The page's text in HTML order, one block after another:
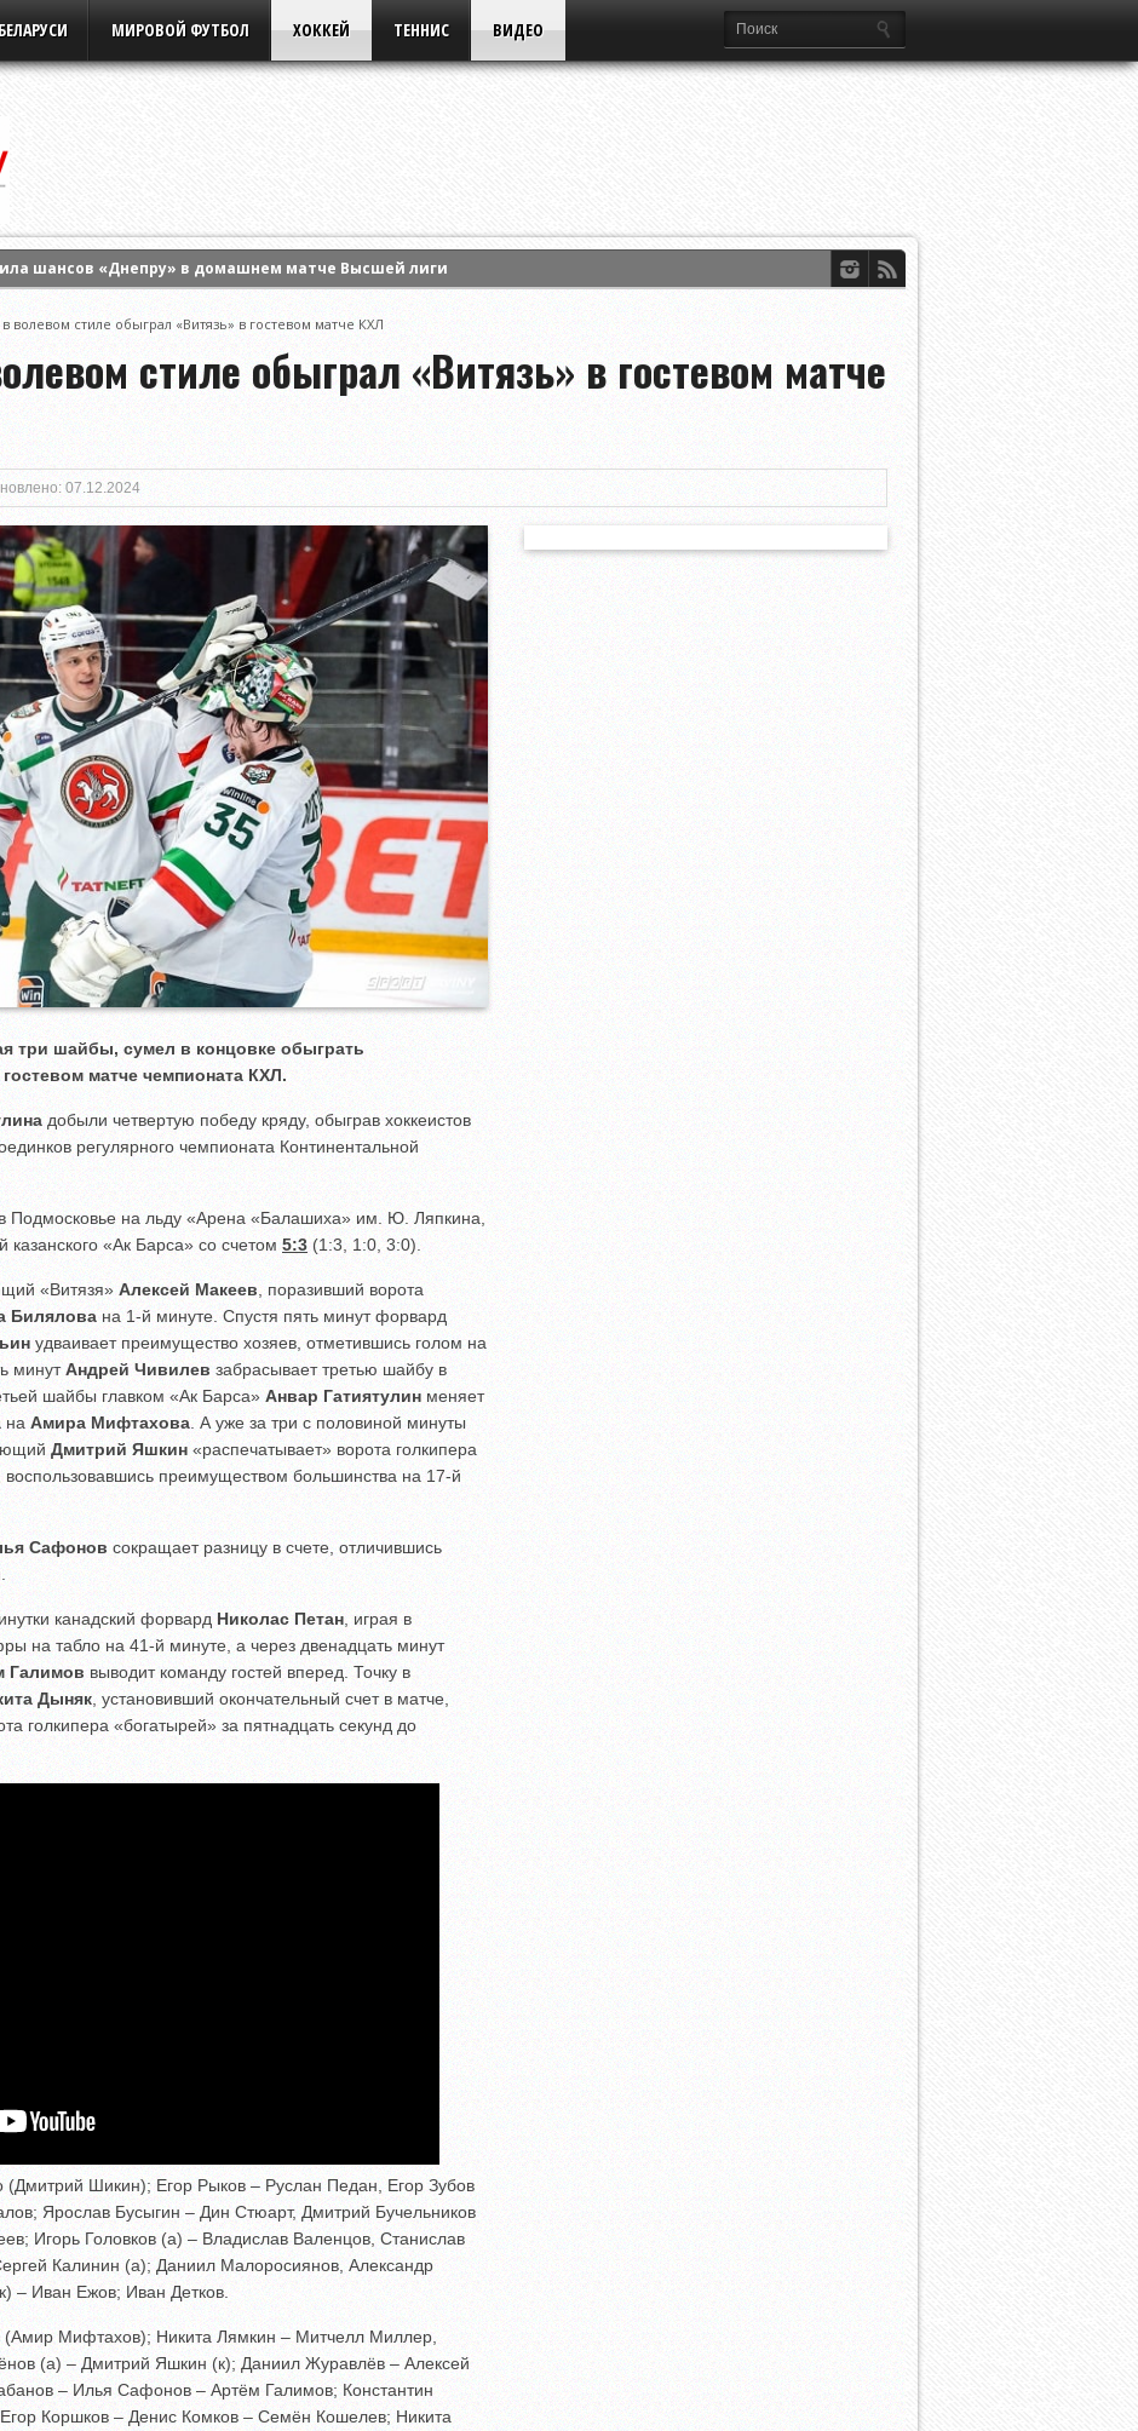
МИРОВОЙ ФУТБОЛ ХОККЕЙ ТЕННИС ВИДЕО
шансов «Днепру» в домашнем матче Высшей лиги
волевом стиле обыграл «Витязь» в гостевом матче КХЛ
стиле обыграл «Витязь» в гостевом матче
07.12.2024
три шайбы, сумел в концовке обыграть
матче чемпионата КХЛ.
добыли четвертую победу кряду, обыграв хоккеистов
регулярного чемпионата Континентальной
в Подмосковье на льду «Арена «Балашиха» им. Ю. Ляпкина,
«Ак Барса» со счетом 5:3 (1:3, 1:0, 3:0).
«Витязя» Алексей Макеев , поразивший ворота
Билялова на 1-й минуте. Спустя пять минут форвард
удваивает преимущество хозяев, отметившись голом на
минутАндрей Чивилев забрасывает третью шайбу в
шайбы главком «Ак Барса» Анвар Гатиятулин меняет
на Амира Мифтахова . А уже за три с половиной минуты
Дмитрий Яшкин «распечатывает» ворота голкипера
, воспользовавшись преимуществом большинства на 17-й
Сафонов сокращает разницу в счете, отличившись
канадский форвард Николас Петан , играя в
на табло на 41-й минуте, а через двенадцать минут
Галимов выводит команду гостей вперед. Точку в
Дыняк , установивший окончательный счет в матче,
голкипера «богатырей» за пятнадцать секунд до
Шикин); Егор Рыков – Руслан Педан, Егор Зубов
Ярослав Бусыгин – Дин Стюарт, Дмитрий Бучельников
Игорь Головков (а) – Владислав Валенцов, Станислав
Калинин (а); Даниил Малоросиянов, Александр
– Иван Ежов; Иван Детков.
Мифтахов); Никита Лямкин – Митчелл Миллер,
(а) – Дмитрий Яшкин (к); Даниил Журавлёв – Алексей
– Илья Сафонов – Артём Галимов; Константин
Коршков – Денис Комков – Семён Кошелев; Никита